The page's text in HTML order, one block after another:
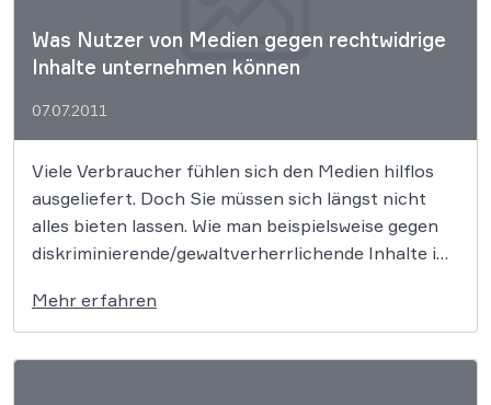
Was Nutzer von Medien gegen rechtwidrige
Inhalte unternehmen können
07.07.2011
Viele Verbraucher fühlen sich den Medien hilflos
ausgeliefert. Doch Sie müssen sich längst nicht
alles bieten lassen. Wie man beispielsweise gegen
diskriminierende/gewaltverherrlichende Inhalte im
kann, zeigt eine Broschüre der Landesanstalt für
Medien NRW auf.
Mehr erfahren